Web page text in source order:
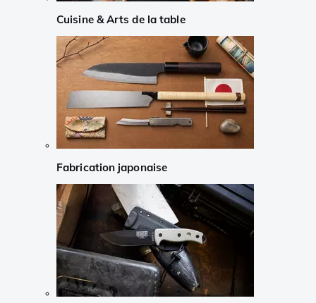
Cuisine & Arts de la table
Fabrication japonaise